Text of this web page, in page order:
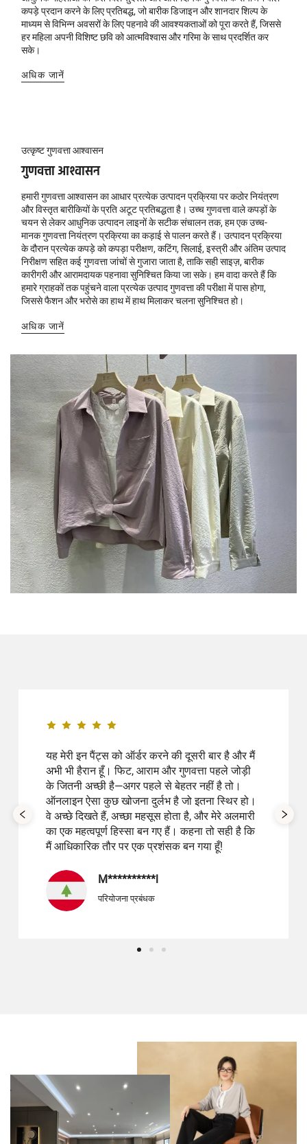
कपड़े प्रदान करने के लिए प्रतिबद्ध, जो बारीक डिजाइन और शानदार शिल्प के
माध्यम से विभिन्न अवसरों के लिए पहनावे की आवश्यकताओं को पूरा करते हैं, जिससे
हर महिला अपनी विशिष्ट छवि को आत्मविश्वास और गरिमा के साथ प्रदर्शित कर
सके।
अधिक जानें
उत्कृष्ट गुणवत्ता आश्वासन
गुणवत्ता आश्वासन
हमारी गुणवत्ता आश्वासन का आधार प्रत्येक उत्पादन प्रक्रिया पर कठोर नियंत्रण
और विस्तृत बारीकियों के प्रति अटूट प्रतिबद्धता है। उच्च गुणवत्ता वाले कपड़ों के
चयन से लेकर आधुनिक उत्पादन लाइनों के सटीक संचालन तक, हम एक उच्च-
मानक गुणवत्ता नियंत्रण प्रक्रिया का कड़ाई से पालन करते हैं। उत्पादन प्रक्रिया
के दौरान प्रत्येक कपड़े को कपड़ा परीक्षण, कटिंग, सिलाई, इस्त्री और अंतिम उत्पाद
निरीक्षण सहित कई गुणवत्ता जांचों से गुजारा जाता है, ताकि सही साइज़, बारीक
कारीगरी और आरामदायक पहनावा सुनिश्चित किया जा सके। हम वादा करते हैं कि
हमारे ग्राहकों तक पहुंचने वाला प्रत्येक उत्पाद गुणवत्ता की परीक्षा में पास होगा,
जिससे फैशन और भरोसे का हाथ में हाथ मिलाकर चलना सुनिश्चित हो।
अधिक जानें
यह मेरी इन पैंट्स को ऑर्डर करने की दूसरी बार है और मैं
अभी भी हैरान हूँ। फिट, आराम और गुणवत्ता पहले जोड़ी
के जितनी अच्छी है—अगर पहले से बेहतर नहीं है तो।
ऑनलाइन ऐसा कुछ खोजना दुर्लभ है जो इतना स्थिर हो।
वे अच्छे दिखते हैं, अच्छा महसूस होता है, और मेरे अलमारी
का एक महत्वपूर्ण हिस्सा बन गए हैं। कहना तो सही है कि
मैं आधिकारिक तौर पर एक प्रशंसक बन गया हूँ!
M**********l
परियोजना प्रबंधक